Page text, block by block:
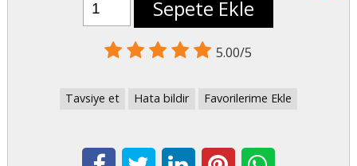
Sepete Ekle
5.00/5
Tavsiye et Hata bildir Favorilerime Ekle